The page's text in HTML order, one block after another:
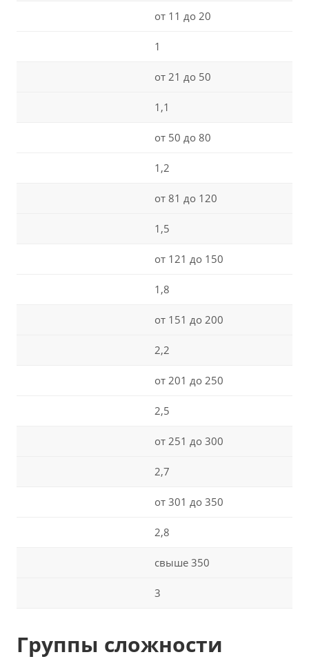
от 11 до 20
1
от 21 до 50
1,1
от 50 до 80
1,2
от 81 до 120
1,5
от 121 до 150
1,8
от 151 до 200
2,2
от 201 до 250
2,5
от 251 до 300
2,7
от 301 до 350
2,8
свыше 350
3
Группы сложности